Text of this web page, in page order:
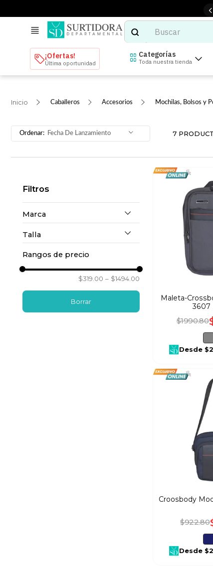
Buscar
TÉRMINOS MÁS
3
mochilas
5.
tenis
6.
colchones
bocinas
9
¡Ofertas!
Última oportunidad
Categorías
Toda nuestra tienda
Caballeros Accesorios Mochilas, Bolsos y
Fecha De Lanzamiento 7
Filtros
Marca
Ytpc
Vek (5)
Talla
Unital(2
Rangos de precio
$319.00 – $1494.00
Maleta-
3607
$1990.80
Desde
Croosbody
$922.80
Desde